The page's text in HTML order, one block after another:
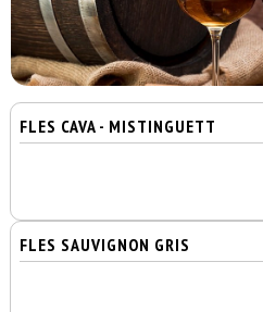
FLES CAVA - MISTINGUETT
FLES SAUVIGNON GRIS